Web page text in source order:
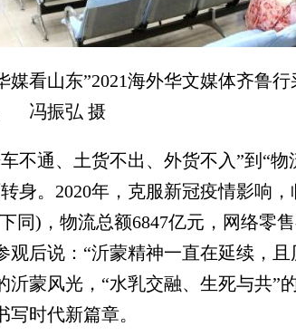
山东”2021海外华文媒体齐鲁行
冯振弘 摄
通、土货不出、外货不入”到“物
身。2020年，克服新冠疫情影响
同)，物流总额6847亿元，网络零
观后说：“沂蒙精神一直在延续，且
沂蒙风光，“水乳交融、生死与共”
时代新篇章。